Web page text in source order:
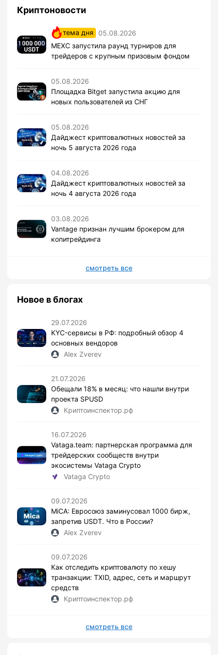
Криптоновости
тема дня
05.08.2026
MEXC запустила раунд турниров для
трейдеров с крупным призовым фондом
05.08.2026
Площадка Bitget запустила акцию для
новых пользователей из СНГ
05.08.2026
Дайджест криптовалютных новостей за
ночь 5 августа 2026 года
04.08.2026
Дайджест криптовалютных новостей за
ночь 4 августа 2026 года
03.08.2026
Vantage признан лучшим брокером для
копитрейдинга
смотреть все
Новое в блогах
29.07.2026
KYC-сервисы в РФ: подробный обзор 4
основных вендоров
Alex Zverev
21.07.2026
Обещали 18% в месяц: что нашли внутри
проекта SPUSD
Криптоинспектор.рф
16.07.2026
Vataga.team: партнерская программа для
трейдерских сообществ внутри
экосистемы Vataga Crypto
Vataga Crypto
09.07.2026
MiCA: Евросоюз заминусовал 1000 бирж,
запретив USDT. Что в России?
Alex Zverev
09.07.2026
Как отследить криптовалюту по хешу
транзакции: TXID, адрес, сеть и маршрут
средств
Криптоинспектор.рф
смотреть все